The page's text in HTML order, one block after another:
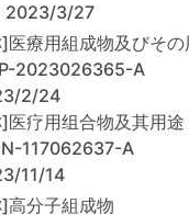
2023/3/27
医療用組成物及びその
2023026365-A
2/24
医疗用组合物及其用途
117062637-A
11/14
高分子組成物